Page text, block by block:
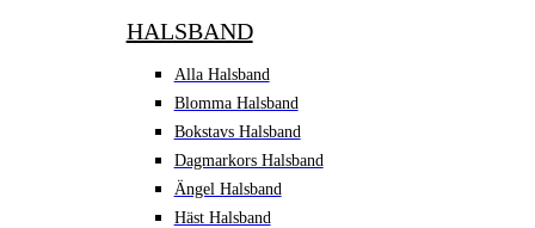
HALSBAND
Alla Halsband
Blomma Halsband
Bokstavs Halsband
Dagmarkors Halsband
Ängel Halsband
Häst Halsband